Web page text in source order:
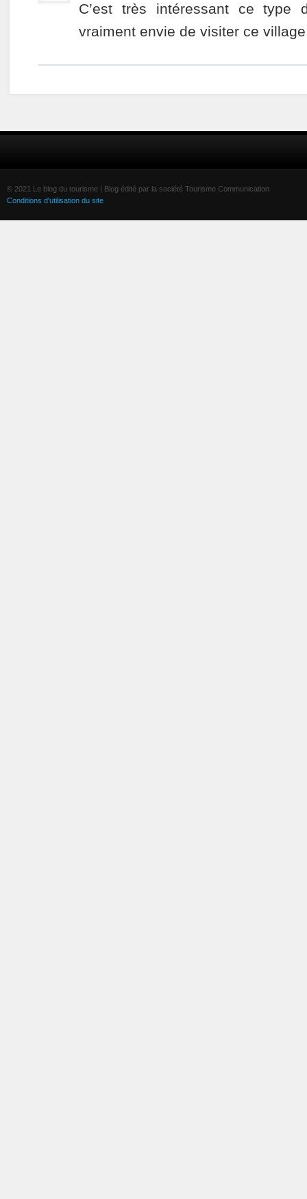
C’est très intéressant ce type
vraiment envie de visiter ce
© 2021 Le blog du tourisme | Blog édité par la société Tourisme Communication
Conditions d'utilisation du site